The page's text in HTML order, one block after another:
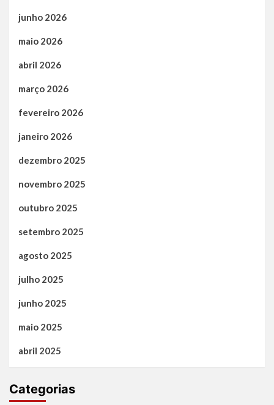
junho 2026
maio 2026
abril 2026
março 2026
fevereiro 2026
janeiro 2026
dezembro 2025
novembro 2025
outubro 2025
setembro 2025
agosto 2025
julho 2025
junho 2025
maio 2025
abril 2025
Categorias